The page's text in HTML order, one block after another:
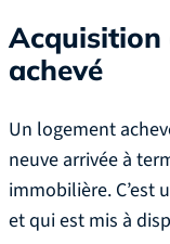
Acquisition
achevé
Un logement
neuve arrivée à
immobilière. C’est
et qui est mis à